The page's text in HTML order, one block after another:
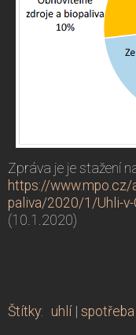
Zpráva je je stažení
https://
paliva/2020/1/Uhli-
(10.1.2020)
Štítky: uhlí